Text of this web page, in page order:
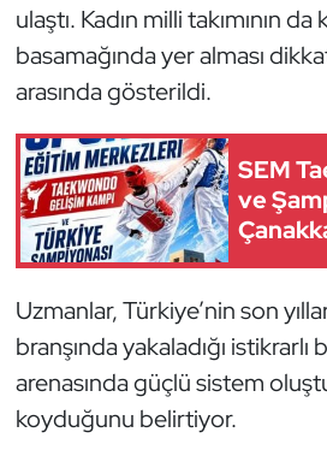
ulaştı. Kadın milli takımının
basamağında yer alması
arasında gösterildi.
SEM
ve
Uzmanlar, Türkiye’nin son
branşında yakaladığı istikrarlı
arenasında güçlü sistem
koyduğunu belirtiyor.
Kürek
Masa Tenisi
Modern Pentatlon
Motor Sporları
Muay Thai
Okçuluk
Optimist